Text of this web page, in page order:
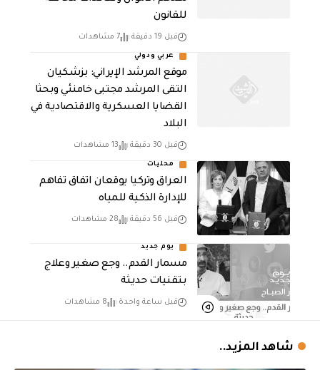
للقانون
قبل 19 دقيقة 7 مشاهدات
عربي ودولي
موقع المرشد الإيراني: بزشكيان
التقى المرشد مجتبى خامنئي وبحثا
القضايا العسكرية والاقتصادية في
البلاد
قبل 30 دقيقة 13 مشاهدات
محليات
العراق وتركيا يوقعان اتفاق تفاهم
للإدارة الذكية للمياه
قبل 56 دقيقة 28 مشاهدات
يوم جديد
مسمار القدم.. وجع صغير وعلاج
بتقنيات حديثة
قبل ساعة واحدة 8 مشاهدات
شاهد المزيد..